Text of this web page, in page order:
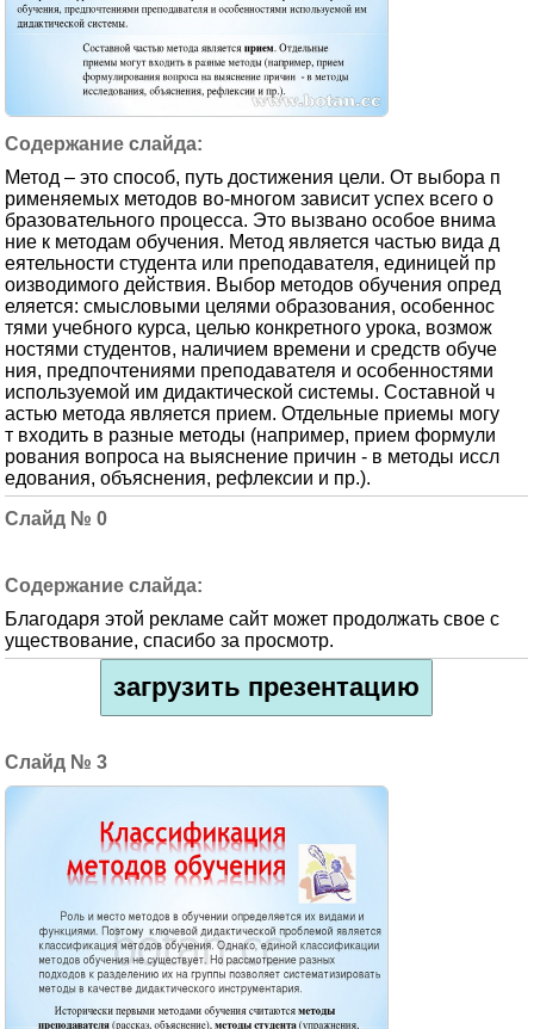
Метод – это способ, путь достижения цели. От выбора п
рименяемых методов во-многом зависит успех всего о
бразовательного процесса. Это вызвано особое внима
ние к методам обучения. Метод является частью вида д
еятельности студента или преподавателя, единицей пр
оизводимого действия. Выбор методов обучения опред
еляется: смысловыми целями образования, особеннос
тями учебного курса, целью конкретного урока, возмож
ностями студентов, наличием времени и средств обуче
ния, предпочтениями преподавателя и особенностями
используемой им дидактической системы. Составной ч
астью метода является прием. Отдельные приемы могу
т входить в разные методы (например, прием формули
рования вопроса на выяснение причин - в методы иссл
едования, объяснения, рефлексии и пр.).
0
Благодаря этой рекламе сайт может продолжать свое с
уществование, спасибо за просмотр.
загрузить презентацию
3